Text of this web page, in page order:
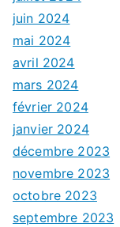
juin 2024
mai 2024
avril 2024
mars 2024
février 2024
janvier 2024
décembre 2023
novembre 2023
octobre 2023
septembre 2023